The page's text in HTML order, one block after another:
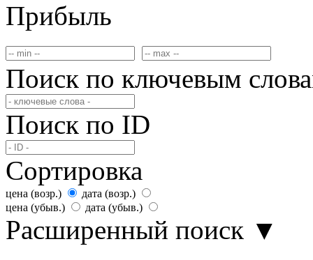
Прибыль
Поиск по ключевым
Поиск по ID
Сортировка
цена (возр.)
дата (возр.)
цена (убыв.)
дата (убыв.)
Расширенный поиск ▼